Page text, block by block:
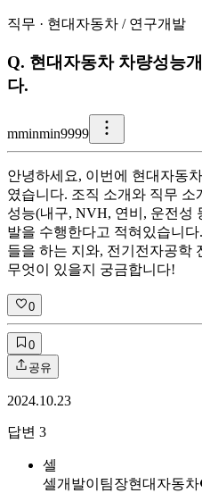
직무 · 현대자동차 / 연구개발
Q. 현대자동차 차량성능
다.
mminmin9999
안녕하세요, 이번에 현대자동
였습니다. 조직 소개와 직무
성능(내구, NVH, 연비, 운전성
발을 수행한다고 적혀있습니
들을 하는 지와, 전기전자공학
무엇이 있을지 궁금합니다!
0
0
공유
2024.10.23
답변 3
셀
셀개발이팀장현대자동차